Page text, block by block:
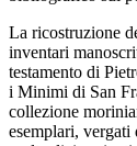
La ricostruzione
inventari
testamento di
i Minimi di San
collezione
esemplari, vergati